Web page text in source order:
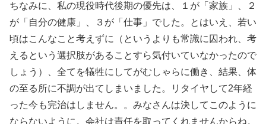
ちなみに、私の現役時代後期の優先は、１が「家族」、２
が「自分の健康」、３が「仕事」でした。とはいえ、若い
頃はこんなこと考えずに（というよりも常識に囚われ、考
えるという選択肢があることすら気付いていなかったので
しょう）、全てを犠牲にしてがむしゃらに働き、結果、体
の至る所に不調が出てしまいました。リタイヤして2年経
った今も完治はしません。。みなさんは決してこのように
ならないように。会社は責任を取ってくれませんからね。